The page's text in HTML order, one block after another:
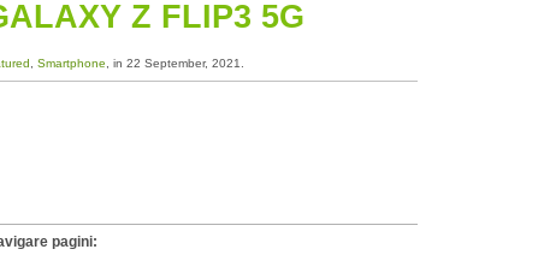
Z FLIP3 5G
Smartphone , in 22 September, 2021.
pagini: